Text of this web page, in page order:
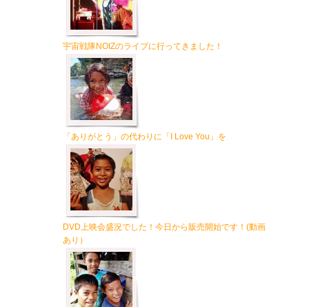
宇宙戦隊NOIZのライブに行ってきました！
「ありがとう」の代わりに「I Love You」を
DVD上映会盛況でした！今日から販売開始です！(動画
あり）